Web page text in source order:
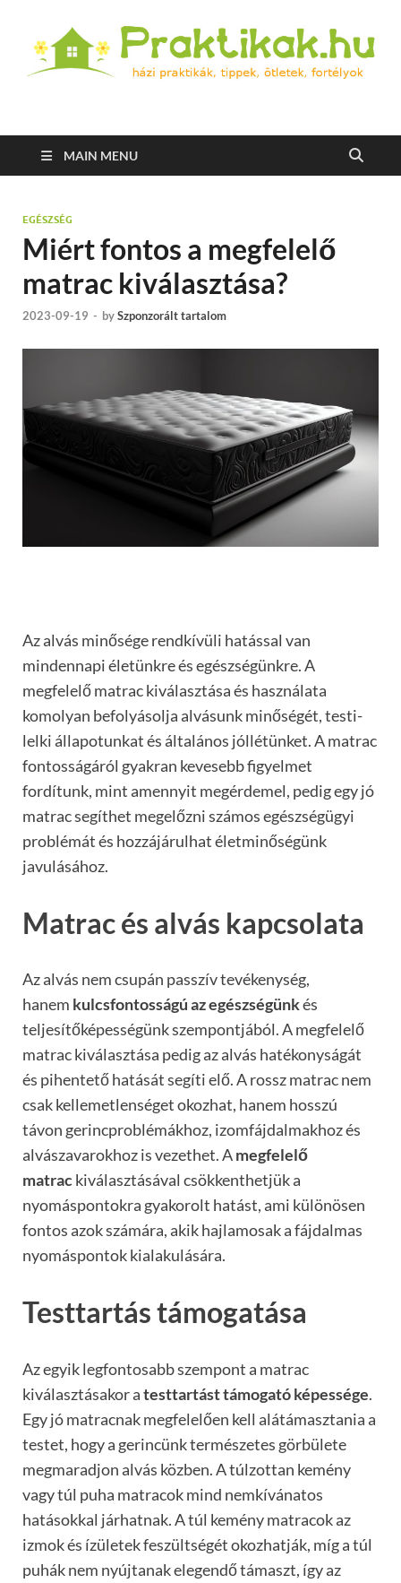
Praktikak.hu
MAIN MENU
EGÉSZSÉG
Miért fontos a megfelelő
matrac kiválasztása?
2023-09-19 - bySzponzorált tartalom
Az alvás minősége rendkívüli hatással van
mindennapi életünkre és egészségünkre. A
megfelelő matrac kiválasztása és használata
komolyan befolyásolja alvásunk minőségét, testi-
lelki állapotunkat és általános jóllétünket. A matrac
fontosságáról gyakran kevesebb figyelmet
fordítunk, mint amennyit megérdemel, pedig egy jó
matrac segíthet megelőzni számos egészségügyi
problémát és hozzájárulhat életminőségünk
javulásához.
Matrac és alvás kapcsolata
Az alvás nem csupán passzív tevékenység,
hanem kulcsfontosságú az egészségünkés
teljesítőképességünk szempontjából. A megfelelő
matrac kiválasztása pedig az alvás hatékonyságát
és pihentető hatását segíti elő. A rossz matrac nem
csak kellemetlenséget okozhat, hanem hosszú
távon gerincproblémákhoz, izomfájdalmakhoz és
alvászavarokhoz is vezethet. Amegfelelő
matrackiválasztásával csökkenthetjük a
nyomáspontokra gyakorolt hatást, ami különösen
fontos azok számára, akik hajlamosak a fájdalmas
nyomáspontok kialakulására.
Testtartás támogatása
Az egyik legfontosabb szempont a matrac
kiválasztásakor atesttartást támogató képessége.
Egy jó matracnak megfelelően kell alátámasztania a
testet, hogy a gerincünk természetes görbülete
megmaradjon alvás közben. A túlzottan kemény
vagy túl puha matracok mind nemkívánatos
hatásokkal járhatnak. Atúl kemény matracok az
izmok és ízületek feszültségét okozhatják, míg a túl
puhák nem nyújtanak elegendő támaszt, így az